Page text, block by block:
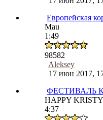
Европейская
Mau
1:49
98582
Aleksey
17 июн 2017,
ФЕСТИВАЛЬ
HAPPY KRISTY
4:37